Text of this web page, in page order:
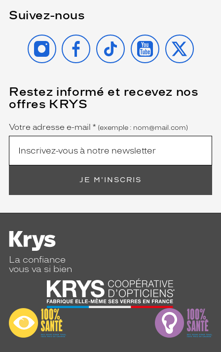
Suivez-nous
INSTAGRAMFACEBOOK
TIKTOK YOUTUBE
X
Restez informé et recevez nos
offres KRYS
Name
Votre adresse e-mail *
(Ce
champ
est
(exemple : nom@mail.com)
JE M'INSCRIS
La confiance
vous va si bien